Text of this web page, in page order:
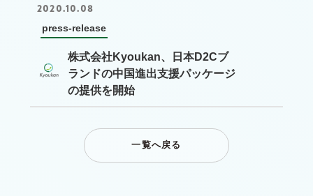
2020.10.08
press-release
株式会社Kyoukan、日本D2Cブ
ランドの中国進出支援パッケージ
の提供を開始
一覧へ戻る